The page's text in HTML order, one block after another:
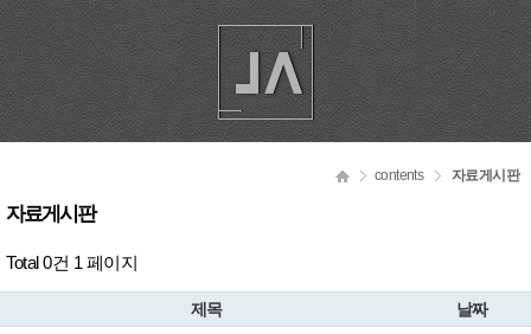
contents 자료게시판
자료게시판
Total 0건 1 페이지
제목 날짜